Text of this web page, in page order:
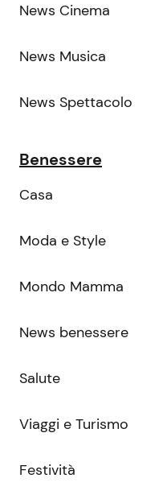
News Cinema
News Musica
News Spettacolo
Benessere
Casa
Moda e Style
Mondo Mamma
News benessere
Salute
Viaggi e Turismo
Festività